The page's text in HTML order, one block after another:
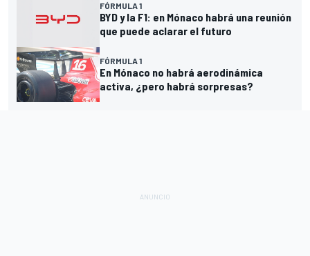
FÓRMULA 1
BYD y la F1: en Mónaco habrá una reunión
que puede aclarar el futuro
FÓRMULA 1
En Mónaco no habrá aerodinámica
activa, ¿pero habrá sorpresas?